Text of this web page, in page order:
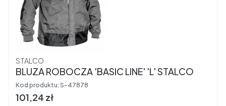
Producent
STALCO
BLUZA ROBOCZA 'BASIC LINE' 'L' STALCO
Kod produktu: S-47878
Cena brutto
101,24 zł